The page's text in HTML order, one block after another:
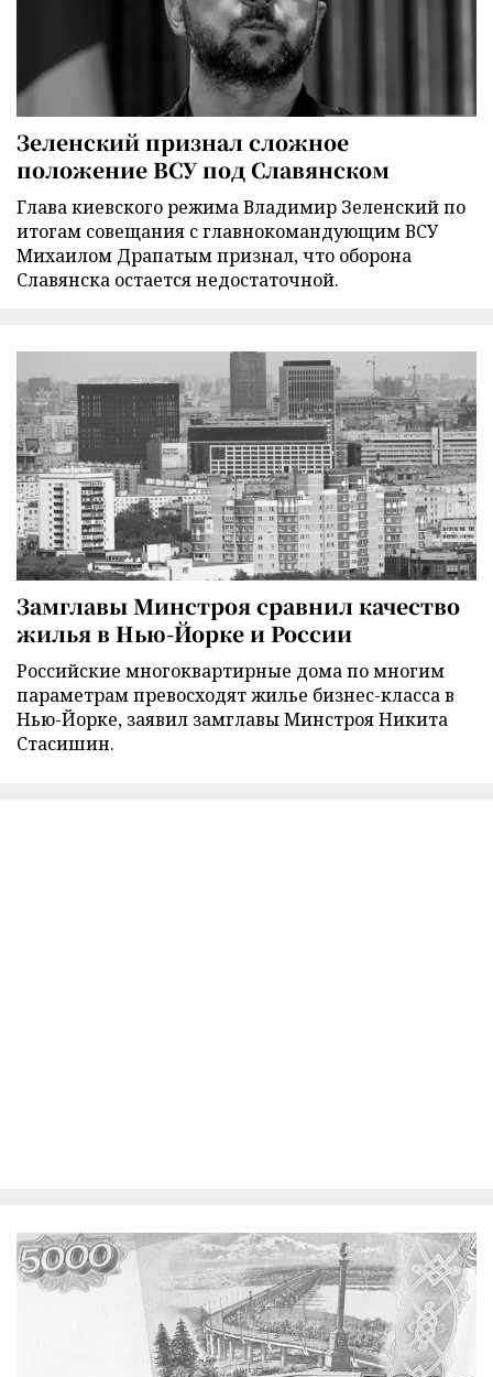
Зеленский признал сложное
положение ВСУ под Славянском
Глава киевского режима Владимир Зеленский по
итогам совещания с главнокомандующим ВСУ
Михаилом Драпатым признал, что оборона
Славянска остается недостаточной.
Замглавы Минстроя сравнил качество
жилья в Нью-Йорке и России
Российские многоквартирные дома по многим
параметрам превосходят жилье бизнес-класса в
Нью-Йорке, заявил замглавы Минстроя Никита
Стасишин.